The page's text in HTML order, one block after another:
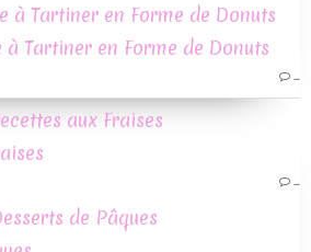
à Tartiner en Forme de Donuts
aux Fraises
de Pâques